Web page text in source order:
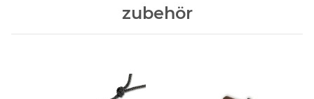
zubehör